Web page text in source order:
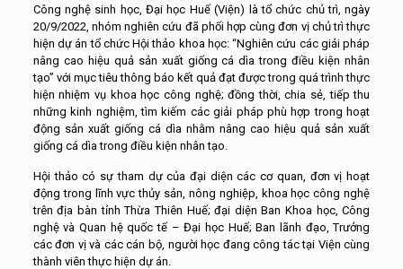
Công nghệ sinh học, Đại học Huế (Viện) là tổ chức chủ trì, ngày
20/9/2022, nhóm nghiên cứu đã phối hợp cùng đơn vị chủ trì thực
hiện dự án tổ chức Hội thảo khoa học: “Nghiên cứu các giải pháp
nâng cao hiệu quả sản xuất giống cá dìa trong điều kiện nhân
tạo” với mục tiêu thông báo kết quả đạt được trong quá trình thực
hiện nhiệm vụ khoa học công nghệ; đồng thời, chia sẻ, tiếp thu
những kinh nghiệm, tìm kiếm các giải pháp phù hợp trong hoạt
động sản xuất giống cá dìa nhằm nâng cao hiệu quả sản xuất
giống cá dìa trong điều kiện nhân tạo.
Hội thảo có sự tham dự của đại diện các cơ quan, đơn vị hoạt
động trong lĩnh vực thủy sản, nông nghiệp, khoa học công nghệ
trên địa bàn tỉnh Thừa Thiên Huế; đại diện Ban Khoa học, Công
nghệ và Quan hệ quốc tế – Đại học Huế; Ban lãnh đạo, Trưởng
các đơn vị và các cán bộ, người học đang công tác tại Viện cùng
thành viên thực hiện dự án.